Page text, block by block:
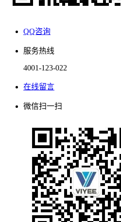
QQ咨询
服务热线
4001-123-022
在线留言
微信扫一扫